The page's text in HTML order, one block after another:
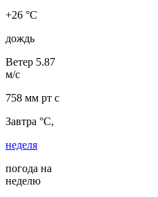
+26 °C
дождь
Ветер 5.87
м/с
758 мм рт с
Завтра °C,
неделя
погода на
неделю